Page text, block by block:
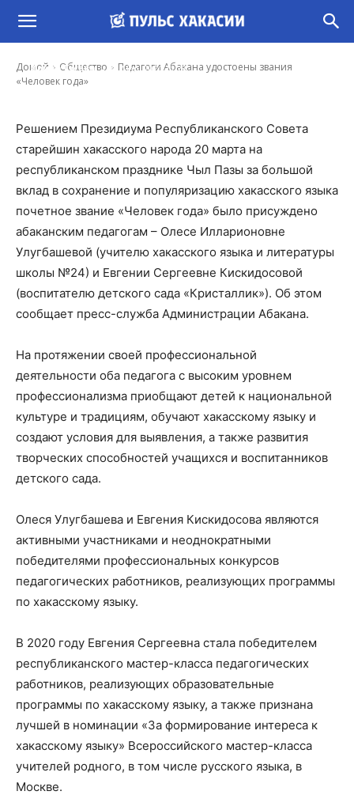
Домой Общество
Педагоги Абакана удостоены звания
«Человек года»
Педагоги Абакана удостоены звания
«Человек года»
Ирина Гусева - 23 Мар, 2021 11:28
Решением Президиума Республиканского Совета
старейшин хакасского народа 20 марта на
республиканском празднике Чыл Пазы за большой
вклад в сохранение и популяризацию хакасского языка
почетное звание «Человек года» было присуждено
абаканским педагогам – Олесе Илларионовне
Улугбашевой (учителю хакасского языка и литературы
школы №24) и Евгении Сергеевне Кискидосовой
(воспитателю детского сада «Кристаллик»). Об этом
сообщает пресс-служба Администрации Абакана.
На протяжении своей профессиональной
деятельности оба педагога с высоким уровнем
профессионализма приобщают детей к национальной
культуре и традициям, обучают хакасскому языку и
создают условия для выявления, а также развития
творческих способностей учащихся и воспитанников
детского сада.
Олеся Улугбашева и Евгения Кискидосова являются
активными участниками и неоднократными
победителями профессиональных конкурсов
педагогических работников, реализующих программы
по хакасскому языку.
В 2020 году Евгения Сергеевна стала победителем
республиканского мастер-класса педагогических
работников, реализующих образовательные
программы по хакасскому языку, а также признана
лучшей в номинации «За формирование интереса к
хакасскому языку» Всероссийского мастер-класса
учителей родного, в том числе русского языка, в
Москве.